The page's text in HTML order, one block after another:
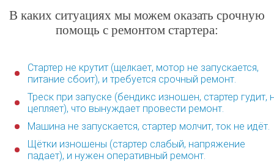
В каких ситуациях мы можем оказать срочную
помощь с ремонтом стартера:
Стартер не крутит (щелкает, мотор не запускается,
питание сбоит), и требуется срочный ремонт.
Треск при запуске (бендикс изношен, стартер гудит,
цепляет), что вынуждает провести ремонт.
Машина не запускается, стартер молчит, ток не идёт.
Щётки изношены (стартер слабый, напряжение
падает), и нужен оперативный ремонт.